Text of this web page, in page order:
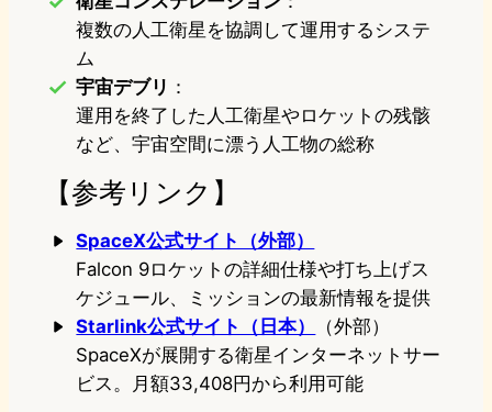
複数の人工衛星を協調して運用するシステ
ム
宇宙デブリ ：
運用を終了した人工衛星やロケットの残骸
など、宇宙空間に漂う人工物の総称
【参考リンク】
SpaceX公式サイト（外部）
Falcon 9ロケットの詳細仕様や打ち上げス
ケジュール、ミッションの最新情報を提供
Starlink公式サイト（日本）
（外部）
SpaceXが展開する衛星インターネットサー
ビス。月額33,408円から利用可能